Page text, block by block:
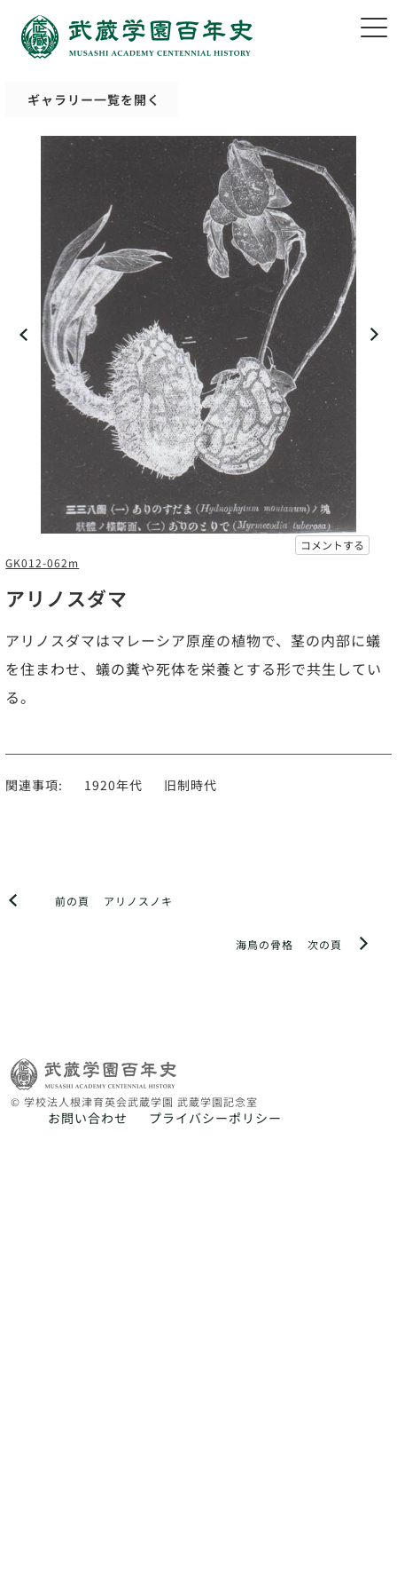
ギャラリー一覧を開く
コメントする
GK012-062m
アリノスダマ
アリノスダマはマレーシア原産の植物で、茎の内部に蟻
を住まわせ、蟻の糞や死体を栄養とする形で共生してい
る。
関連事項: 1920年代 旧制時代
前の頁 アリノスノキ
次の頁
海鳥の骨格
© 学校法人根津育英会武蔵学園 武蔵学園記念室
お問い合わせ プライバシーポリシー